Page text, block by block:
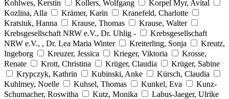
Kohlwes, Kerstin Kollers, Wolfgang
Korpel Myr, Avital
Kozlina, Alla
Krämer, Karin
Kranefeld, Charlotte
Kratsiuk, Hanna
Krause, Thomas
Krause, Walter
Krebsgesellschaft NRW e.V., Dr. Uhlig -
Krebsgesellschaft
NRW e.V., , Dr. Lea Maria Winter
Kreiterling, Sonja
Kreutz,
Ingeborg
Kreuzer, Jessica Krieger, Viktoria
Krosse,
Renate
Krott, Christina Krüger, Claudia
Krüger, Sabine
Krypczyk, Kathrin
Kubinski, Anke
Kürsch, Claudia
Kuhlmey, Noelle
Kuhsel, Thomas Kunkel, Eva
Kunz-
Schumacher, Roswitha
Kutz, Monika
Labus-Jaeger, Ulrike